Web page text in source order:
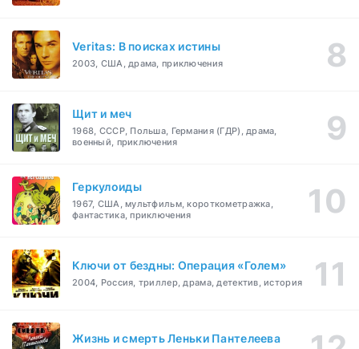
Veritas: В поисках истины
2003, США, драма, приключения
Щит и меч
1968, СССР, Польша, Германия (ГДР), драма,
военный, приключения
Геркулоиды
1967, США, мультфильм, короткометражка,
фантастика, приключения
Ключи от бездны: Операция «Голем»
2004, Россия, триллер, драма, детектив, история
Жизнь и смерть Леньки Пантелеева